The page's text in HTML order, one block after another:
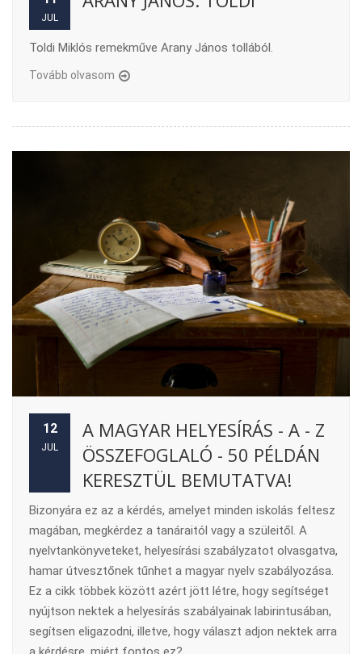
JUL
Toldi Miklós remekműve Arany János tollából.
Tovább olvasom
12
JUL
A MAGYAR HELYESÍRÁS - A - Z
ÖSSZEFOGLALÓ - 50 PÉLDÁN
KERESZTÜL BEMUTATVA!
Bizonyára ez az a kérdés, amelyet minden iskolás feltesz
magában, megkérdez a tanáraitól vagy a szüleitől. A
nyelvtankönyveteket, helyesírási szabályzatot olvasgatva,
hamar útvesztőnek tűnhet a magyar nyelv szabályozása.
Ez a cikk többek között azért jött létre, hogy segítséget
nyújtson nektek a helyesírás szabályainak labirintusában,
segítsen eligazodni, illetve, hogy választ adjon nektek arra